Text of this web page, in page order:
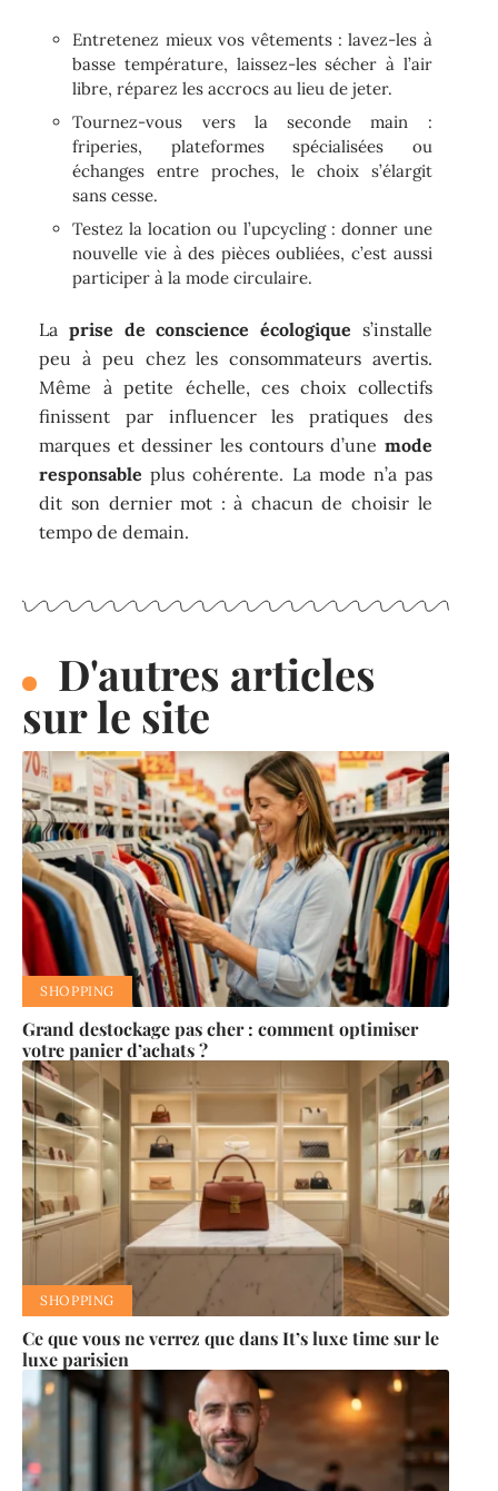
Entretenez mieux vos vêtements : lavez-les à
basse température, laissez-les sécher à l’air
libre, réparez les accrocs au lieu de jeter.
Tournez-vous vers la seconde main :
friperies, plateformes spécialisées ou
échanges entre proches, le choix s’élargit
sans cesse.
Testez la location ou l’upcycling : donner une
nouvelle vie à des pièces oubliées, c’est aussi
participer à la mode circulaire.
Laprise de conscience écologique s’installe
peu à peu chez les consommateurs avertis.
Même à petite échelle, ces choix collectifs
finissent par influencer les pratiques des
marques et dessiner les contours d’une mode
responsable plus cohérente. La mode n’a pas
dit son dernier mot : à chacun de choisir le
tempo de demain.
D'autres articles
sur le site
SHOPPING
Grand destockage pas cher : comment optimiser
votre panier d’achats ?
SHOPPING
Ce que vous ne verrez que dans It’s luxe time sur le
luxe parisien